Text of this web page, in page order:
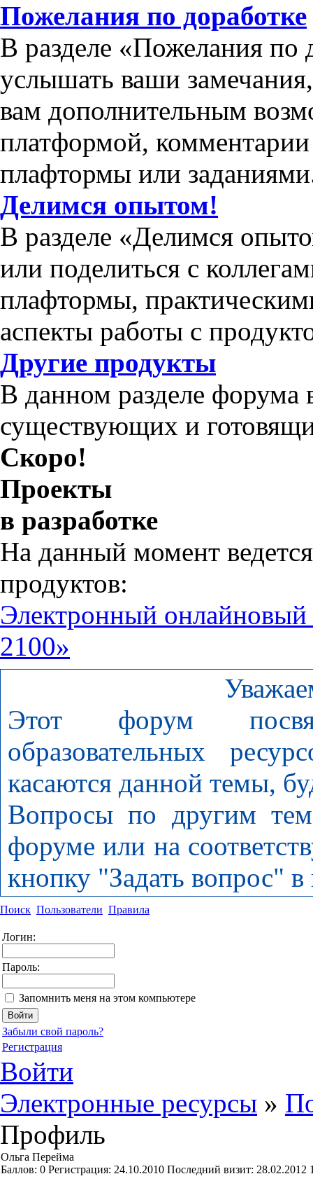
Пожелания по доработке
В разделе «Пожелания по
услышать ваши
вам дополнительным
платформой,
плафтормы или
Делимся опытом!
В разделе «Делимся
или поделиться с
плафтормы,
аспекты работы с
Другие продукты
В данном разделе форума
существующих и
Скоро!
Проекты
в разработке
На данный момент
продуктов:
Электронный
2100»
Этот форум
образовательных
касаются данной темы,
Вопросы по другим
форуме или на
кнопку "Задать вопрос"
Поиск Пользователи Правила
Логин:
Пароль:
Запомнить меня на этом компьютере
Забыли свой пароль?
Регистрация
Войти
Электронные ресурсы »
Профиль
Ольга Перейма
Баллов: 0 Регистрация: 24.10.2010 Последний визит: 28.02.2012